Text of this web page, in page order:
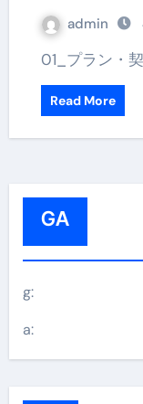
admin
01_プラン・
Read More
GA
g:
a: